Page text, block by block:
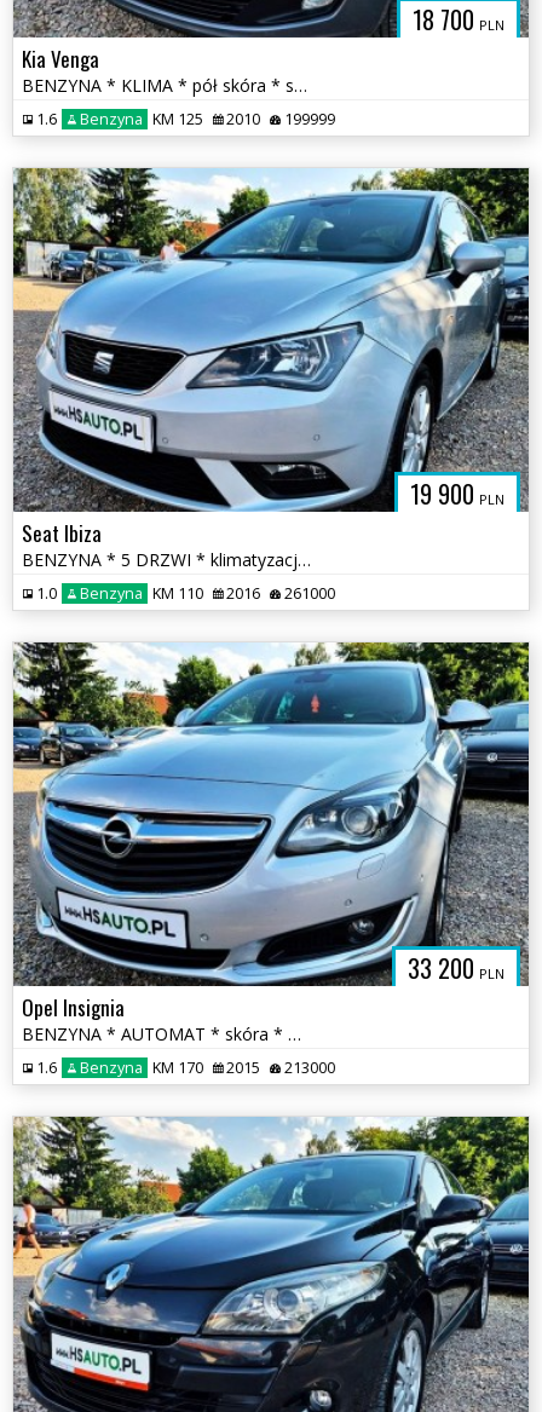
18 700 PLN
Kia Venga
BENZYNA * KLIMA * pół skóra * super * okazja * POLECAMY
1.6 Benzyna KM 125 2010 199999
19 900 PLN
Seat Ibiza
BENZYNA * 5 DRZWI * klimatyzacja * 2x PDC * super * okazja * POLECAMY
1.0 Benzyna KM 110 2016 261000
33 200 PLN
Opel Insignia
BENZYNA * AUTOMAT * skóra * martwa strefa * KAMERA * nawigacja * lift
1.6 Benzyna KM 170 2015 213000